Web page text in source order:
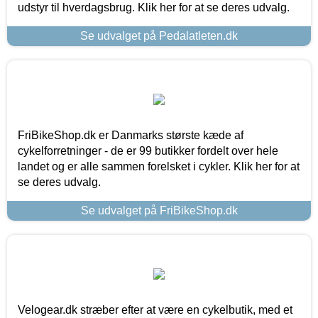
udstyr til hverdagsbrug. Klik her for at se deres udvalg.
Se udvalget på Pedalatleten.dk
FriBikeShop.dk er Danmarks største kæde af
cykelforretninger - de er 99 butikker fordelt over hele
landet og er alle sammen forelsket i cykler. Klik her for at
se deres udvalg.
Se udvalget på FriBikeShop.dk
Velogear.dk stræber efter at være en cykelbutik, med et